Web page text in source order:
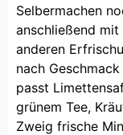
Selbermachen
anschließend
anderen
nach
passt
grünem Tee,
Zweig frische